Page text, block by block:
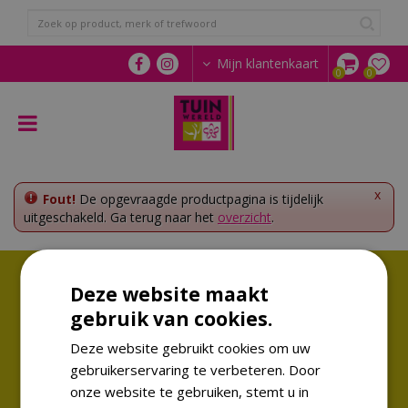
n
a
Mijn klantenkaart
x
Fout! De opgevraagde productpagina is tijdelijk
uitgeschakeld. Ga terug naar het overzicht.
Volg ons!
Altijd op de hoogte van de laatste trends
Deze website maakt
gebruik van cookies.
Deze website gebruikt cookies om uw
gebruikerservaring te verbeteren. Door
onze website te gebruiken, stemt u in